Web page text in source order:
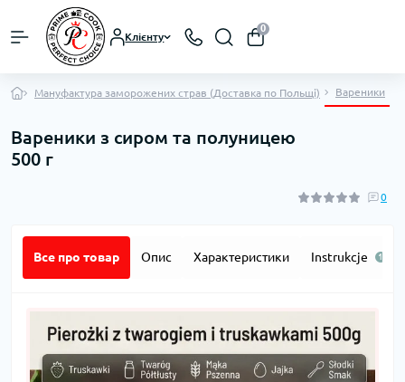
Клієнту
0
Мануфактура заморожених страв (Доставка по Польщі) Вареники
Вареники з сиром та полуницею
500 г
0
Все про товар Опис Характеристики Instrukcje 1